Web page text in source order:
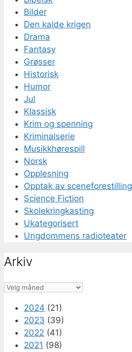
Bilder
Den kalde krigen
Drama
Fantasy
Grøsser
Historisk
Humor
Jul
Klassisk
Krim og spenning
Kriminalserie
Musikkhørespill
Norsk
Opplesning
Opptak av sceneforestilling
Science Fiction
Skolekringkasting
Ukategorisert
Ungdommens radioteater
Arkiv
Arkiv
2024 (21)
2023 (39)
2022 (41)
2021 (98)